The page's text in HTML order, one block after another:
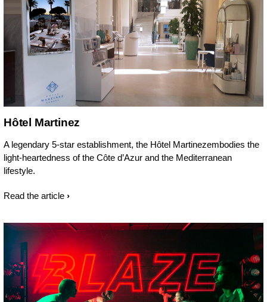
Hôtel Martinez
A legendary 5-star establishment, the Hôtel Martinezembodies the
light-heartedness of the Côte d’Azur and the Mediterranean
lifestyle.
Read the article